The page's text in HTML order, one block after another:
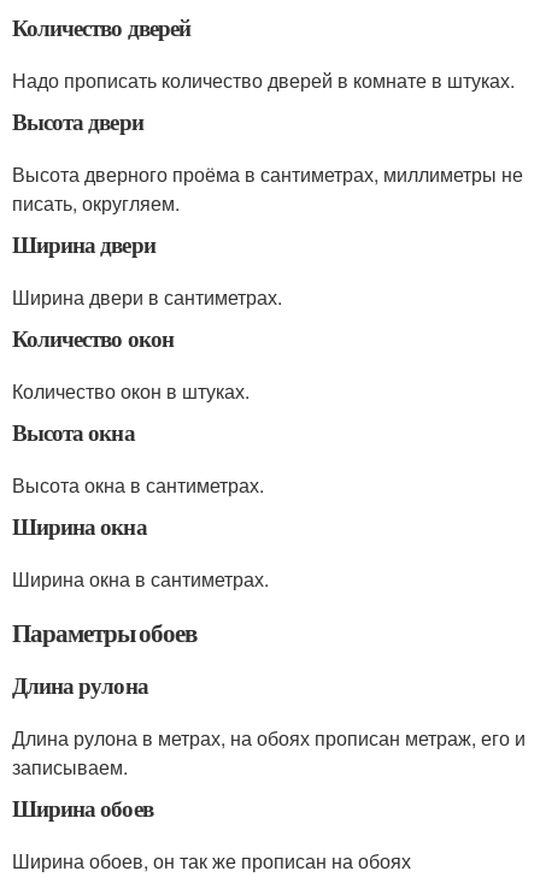
Количество дверей
Надо прописать количество дверей в комнате в штуках.
Высота двери
Высота дверного проёма в сантиметрах, миллиметры не
писать, округляем.
Ширина двери
Ширина двери в сантиметрах.
Количество окон
Количество окон в штуках.
Высота окна
Высота окна в сантиметрах.
Ширина окна
Ширина окна в сантиметрах.
Параметры обоев
Длина рулона
Длина рулона в метрах, на обоях прописан метраж, его и
записываем.
Ширина обоев
Ширина обоев, он так же прописан на обоях